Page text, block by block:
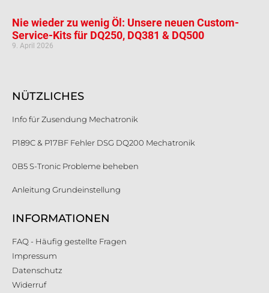
Nie wieder zu wenig Öl: Unsere neuen Custom-
Service-Kits für DQ250, DQ381 & DQ500
9. April 2026
NÜTZLICHES
Info für Zusendung Mechatronik
P189C & P17BF Fehler DSG DQ200 Mechatronik
0B5 S-Tronic Probleme beheben
Anleitung Grundeinstellung
INFORMATIONEN
FAQ - Häufig gestellte Fragen
Impressum
Datenschutz
Widerruf